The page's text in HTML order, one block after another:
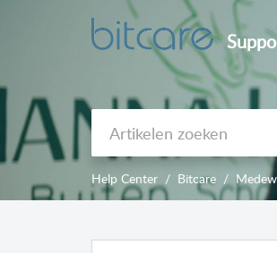
Help Center Bitcare